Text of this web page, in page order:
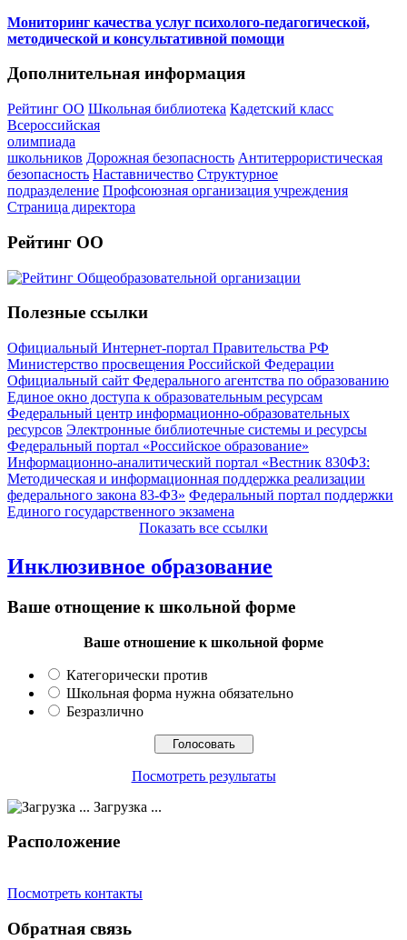
Мониторинг качества услуг психолого-педагогической,
методической и консультативной помощи
Дополнительная информация
Рейтинг ОО Школьная библиотека Кадетский класс
Всероссийская
олимпиада
школьников Дорожная безопасность Антитеррористическая
безопасность Наставничество Структурное
подразделение Профсоюзная организация учреждения
Страница директора
Рейтинг ОО
Полезные ссылки
Официальный Интернет-портал Правительства РФ
Министерство просвещения Российской Федерации
Официальный сайт Федерального агентства по образованию
Единое окно доступа к образовательным ресурсам
Федеральный центр информационно-образовательных
ресурсов Электронные библиотечные системы и ресурсы
Федеральный портал «Российское образование»
Информационно-аналитический портал «Вестник 830ФЗ:
Методическая и информационная поддержка реализации
федерального закона 83-ФЗ» Федеральный портал поддержки
Единого государственного экзамена
Показать все ссылки
Инклюзивное образование
Ваше отнощение к школьной форме
Ваше отношение к школьной форме
Категорически против
Школьная форма нужна обязательно
Безразлично
Посмотреть результаты
Загрузка ...
Расположение
Посмотреть контакты
Обратная связь